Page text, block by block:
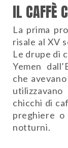
IL CAFFÈ
La prima
risale al XV
Le drupe di
Yemen
che
chicchi di
preghiere
notturni.